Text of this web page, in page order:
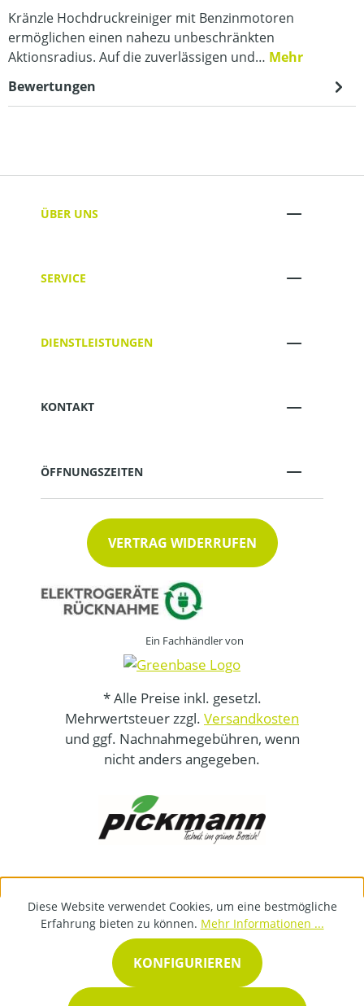
Kränzle Hochdruckreiniger mit Benzinmotoren
ermöglichen einen nahezu unbeschränkten
Aktionsradius. Auf die zuverlässigen und… Mehr
Bewertungen
ÜBER UNS
SERVICE
DIENSTLEISTUNGEN
KONTAKT
ÖFFNUNGSZEITEN
VERTRAG WIDERRUFEN
Ein Fachhändler von
* Alle Preise inkl. gesetzl.
Mehrwertsteuer zzgl. Versandkosten
und ggf. Nachnahmegebühren, wenn
nicht anders angegeben.
Diese Website verwendet Cookies, um eine bestmögliche
Erfahrung bieten zu können. Mehr Informationen ...
KONFIGURIEREN